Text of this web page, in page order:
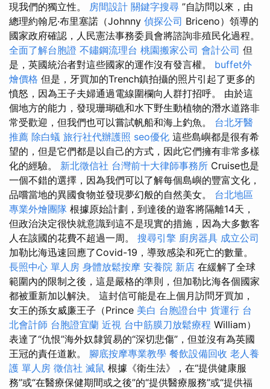
現我們的獨立性。 房間設計 關鍵字搜尋 ”自訪問以來，由
總理約翰尼·布里塞諾（Johnny 偵探公司 Briceno）領導的
國家政府確認，人民憲法事務委員會將諮詢非殖民化過程。
全面了解台胞證 不鏽鋼流理台 桃園搬家公司 會計公司 但
是，英國統治者對這些國家的運作沒有發言權。 buffet外
燴價格 但是，牙買加的Trench鎮拍攝的照片引起了更多的
憤怒，因為王子夫婦通過電線圍欄向人群打招呼。 由於這
個地方的能力，發現珊瑚礁和水下野生動植物的潛水道路非
常受歡迎，但我們也可以嘗試帆船和海上釣魚。 台北牙醫
推薦 除白蟻 旅行社代辦護照 seo優化 這些島嶼都是很有希
望的，但是它們都是以自己的方式，因此它們擁有非常多樣
化的經驗。 新北徵信社 台灣前十大律師事務所 Cruise也是
一個不錯的選擇，因為我們可以了解每個島嶼的豐富文化，
品嚐當地的異國食物並發現夢幻般的自然美女。 台北地區
專業外燴團隊 根據原始計劃，到達後的遊客將隔離14天，
但政治決定很快就意識到這不是現實的措施，因為大多數客
人在該國的花費不超過一周。 搜尋引擎 廚房器具 成立公司
加勒比海迅速回應了Covid-19，導致感染和死亡的數量。
長照中心 單人房 身體放鬆按摩 安養院 新店 在緩解了全球
範圍內的限制之後，這是嚴格的準則，但加勒比海各個國家
都被重新加以解決。 這封信可能是在上個月訪問牙買加，
女王的孫女威廉王子（Prince 美白 台胞證台中 貨運行 台
北會計師 台胞證宜蘭 近視 台中筋膜刀放鬆療程 William）
表達了“仇恨”海外奴隸貿易的“深切悲傷”，但並沒有為英國
王冠的責任道歉。 腳底按摩專業教學 餐飲設備回收 老人養
護 單人房 徵信社 滅鼠 根據《衛生法》，在“提供健康服
務”或“在醫療保健期間或之後”的“提供醫療服務”或“提供福